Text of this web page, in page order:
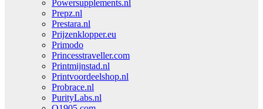
Powersupplements.nl
Prepz.nl
Prestara.nl
Prijzenklopper.eu
Primodo
Princesstraveller.com
Printmijnstad.nl
Printvoordeelshop.nl
Probrace.nl
PurityLabs.nl